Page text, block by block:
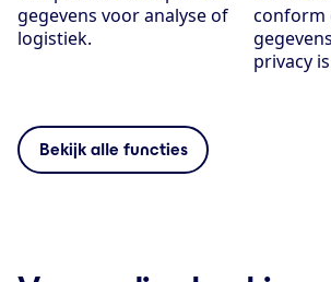
gegevens voor analyse of
logistiek.
conform
privacy
Bekijk alle functies